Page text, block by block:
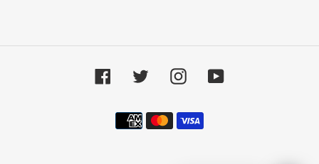
Facebook Twitter InstagramYouTube
Métodos
de